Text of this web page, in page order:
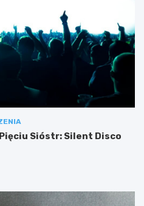
Sióstr: Silent Disco